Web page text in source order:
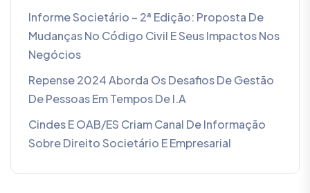
Informe Societário – 2ª Edição: Proposta De
Mudanças No Código Civil E Seus Impactos Nos
Negócios
Repense 2024 Aborda Os Desafios De Gestão
De Pessoas Em Tempos De I.A
Cindes E OAB/ES Criam Canal De Informação
Sobre Direito Societário E Empresarial